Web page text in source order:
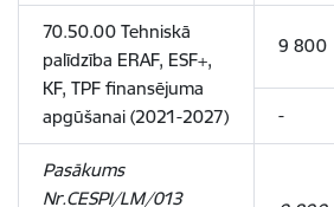
70.50.00 Tehniskā
palīdzība ERAF, ESF+,
KF, TPF finansējuma
apgūšanai (2021-2027)
9 800
-
Pasākums
Nr.CESPI/LM/013